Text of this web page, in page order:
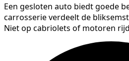
Een gesloten auto biedt goede
carrosserie verdeelt de
Niet op cabriolets of motoren